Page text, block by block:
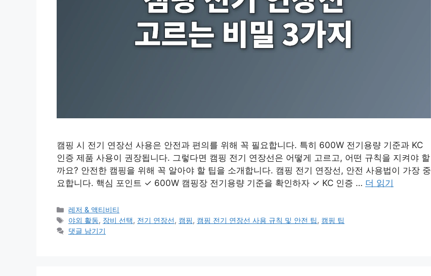
캠핑 시 전기 연장선 사용은 안전과 편의를 위해 꼭 필요합니다. 특히 600W 전기용량 기준과 KC
인증 제품 사용이 권장됩니다. 그렇다면 캠핑 전기 연장선은 어떻게 고르고, 어떤 규칙을 지켜야 할
까요? 안전한 캠핑을 위해 꼭 알아야 할 팁을 소개합니다. 캠핑 전기 연장선, 안전 사용법이 가장 중
요합니다. 핵심 포인트 ✓ 600W 캠핑장 전기용량 기준을 확인하자 ✓ KC 인증 … 더 읽기
카
테
고
레저 & 액티비티
태
그
야외 활동, 장비 선택, 전기 연장선, 캠핑, 캠핑 전기 연장선 사용 규칙 및 안전 팁, 캠핑 팁
댓글 남기기